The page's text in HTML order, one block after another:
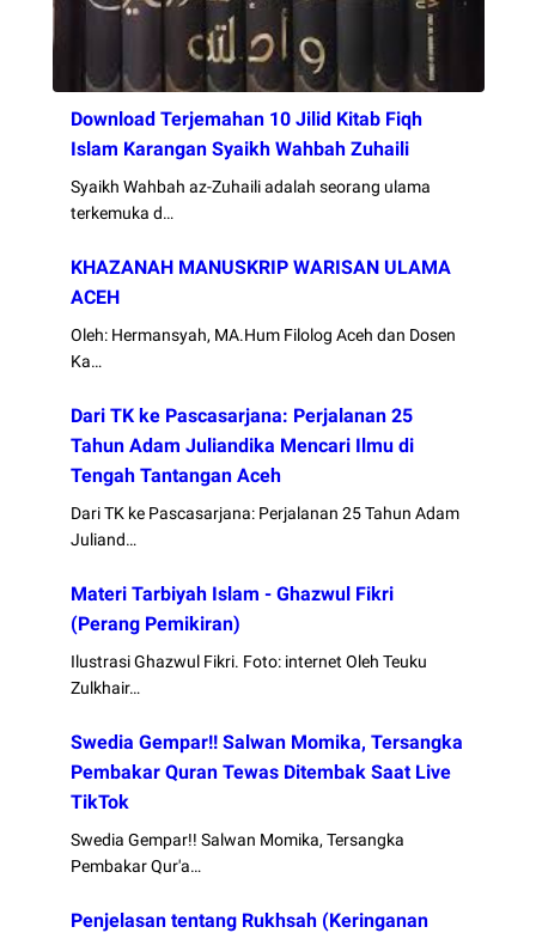
Download Terjemahan 10 Jilid Kitab Fiqh
Islam Karangan Syaikh Wahbah Zuhaili
Syaikh Wahbah az-Zuhaili adalah seorang ulama
terkemuka d…
KHAZANAH MANUSKRIP WARISAN ULAMA
ACEH
Oleh: Hermansyah, MA.Hum Filolog Aceh dan Dosen
Ka…
Dari TK ke Pascasarjana: Perjalanan 25
Tahun Adam Juliandika Mencari Ilmu di
Tengah Tantangan Aceh
Dari TK ke Pascasarjana: Perjalanan 25 Tahun Adam
Juliand…
Materi Tarbiyah Islam - Ghazwul Fikri
(Perang Pemikiran)
Ilustrasi Ghazwul Fikri. Foto: internet Oleh Teuku
Zulkhair…
Swedia Gempar!! Salwan Momika, Tersangka
Pembakar Quran Tewas Ditembak Saat Live
TikTok
Swedia Gempar!! Salwan Momika, Tersangka
Pembakar Qur'a…
Penjelasan tentang Rukhsah (Keringanan